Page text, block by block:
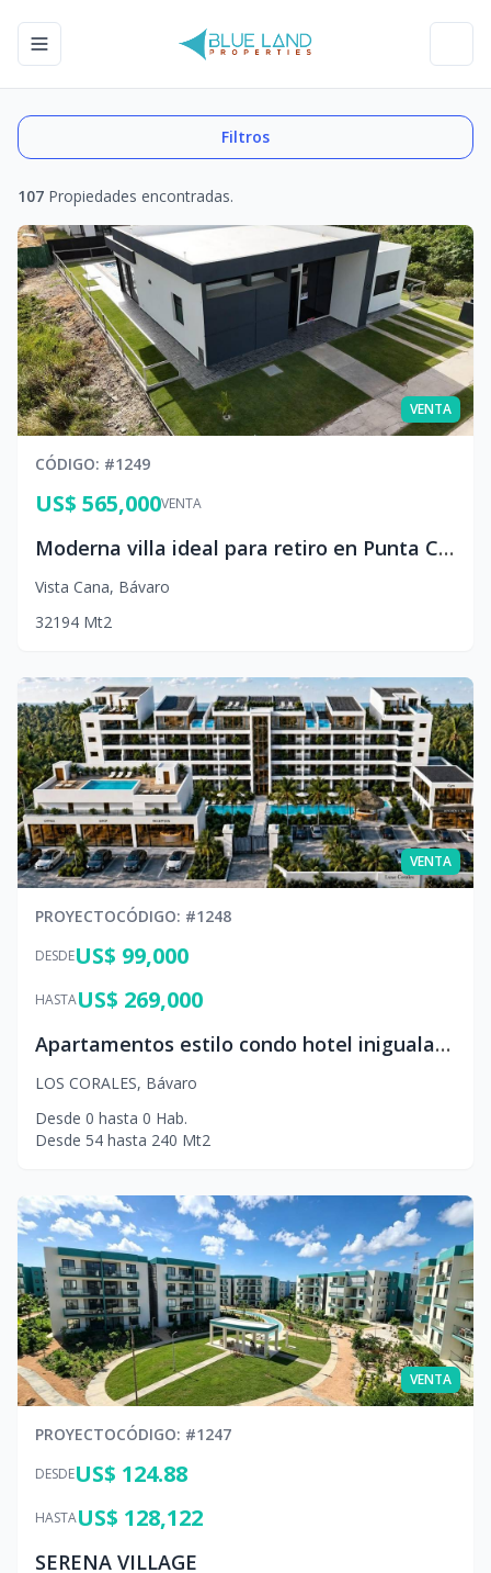
Toggle navigation menu
Filtros
107 Propiedades encontradas.
VENTA
CÓDIGO: #1249
VENTA
US$ 565,000
Moderna villa ideal para retiro en Punta Cana
Vista Cana, Bávaro
32194 Mt2
VENTA
PROYECTOCÓDIGO: #1248
DESDEUS$ 99,000
HASTAUS$ 269,000
Apartamentos estilo condo hotel inigualable
LOS CORALES, Bávaro
Desde 0 hasta 0 Hab.
Desde 54 hasta 240 Mt2
VENTA
PROYECTOCÓDIGO: #1247
DESDEUS$ 124.88
HASTAUS$ 128,122
SERENA VILLAGE